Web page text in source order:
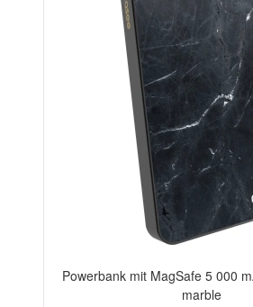
Powerbank mit MagSafe 5 000
marble